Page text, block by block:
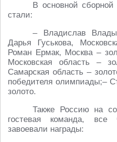
В основной
стали:
– Владислав
Дарья Гуськова,
Роман Ермак, Москва –
Московская область –
Самарская область –
победителя олимпиады;–
золото.
Также Россию на
гостевая команда, все
завоевали награды: